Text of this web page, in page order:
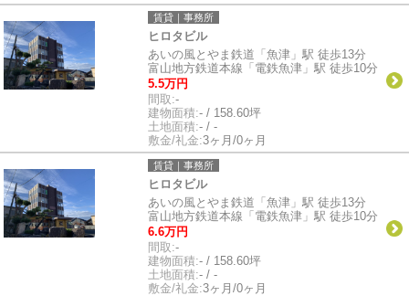
賃貸｜事務所
ヒロタビル
あいの風とやま鉄道「魚津」駅 徒歩13分
富山地方鉄道本線「電鉄魚津」駅 徒歩10分
5.5万円
間取:-
建物面積:- / 158.60坪
土地面積:- / -
敷金/礼金:3ヶ月/0ヶ月
賃貸｜事務所
ヒロタビル
あいの風とやま鉄道「魚津」駅 徒歩13分
富山地方鉄道本線「電鉄魚津」駅 徒歩10分
6.6万円
間取:-
建物面積:- / 158.60坪
土地面積:- / -
敷金/礼金:3ヶ月/0ヶ月